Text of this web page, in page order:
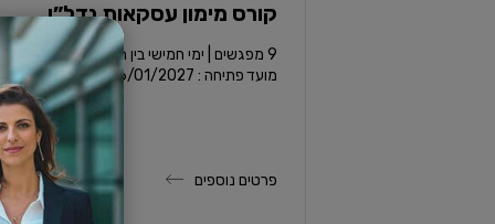
קורס מימון עסקאות נדל”ן
מועד פתיחה : 06/01/2027
פרטים נוספים